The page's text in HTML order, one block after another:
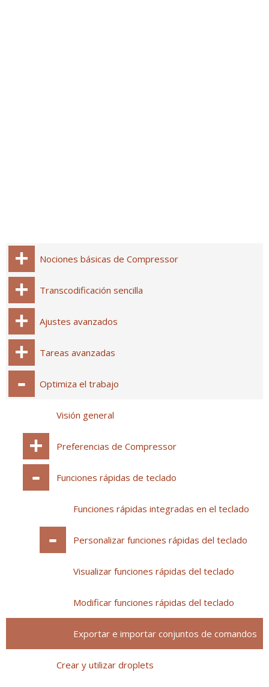
Nociones básicas de Compressor
Transcodificación sencilla
Ajustes avanzados
Tareas avanzadas
Optimiza el trabajo
Visión general
Preferencias de Compressor
Funciones rápidas de teclado
Funciones rápidas integradas en el teclado
Personalizar funciones rápidas del teclado
Visualizar funciones rápidas del teclado
Modificar funciones rápidas del teclado
Exportar e importar conjuntos de comandos
Crear y utilizar droplets